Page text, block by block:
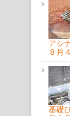
アシ
８月
基礎